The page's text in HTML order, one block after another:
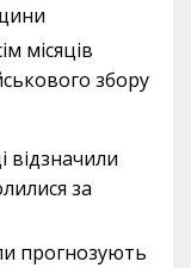
місяців
збору
відзначили
за
прогнозують